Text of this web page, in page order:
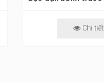
Chi tiết